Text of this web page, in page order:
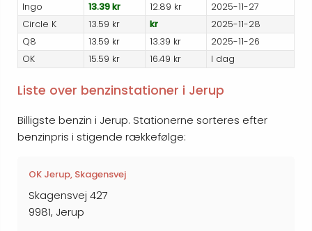
Ingo
13.39 kr 12.89 kr
2025-11-27
Circle K
13.59 kr kr
2025-11-28
Q8
13.59 kr 13.39 kr
2025-11-26
OK
15.59 kr 16.49 kr I dag
Liste over benzinstationer i Jerup
Billigste benzin i Jerup. Stationerne sorteres efter
benzinpris i stigende rækkefølge:
OK Jerup, Skagensvej
Skagensvej 427
9981, Jerup